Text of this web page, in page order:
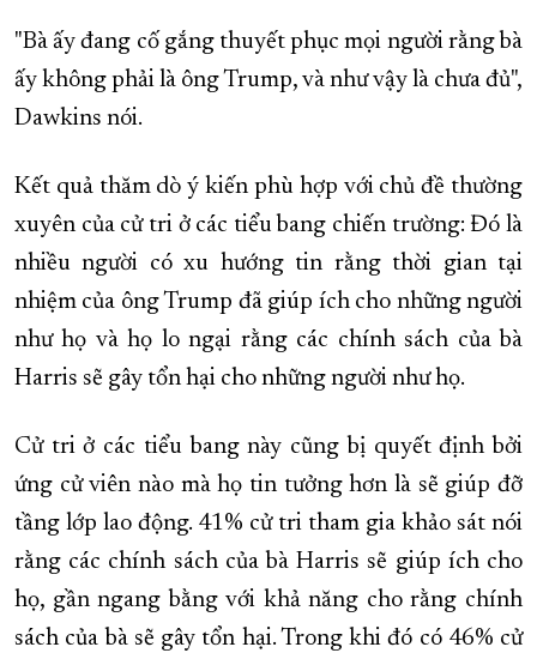
"Bà ấy đang cố gắng thuyết phục mọi người rằng bà
ấy không phải là ông Trump, và như vậy là chưa đủ",
Dawkins nói.
Kết quả thăm dò ý kiến ​​phù hợp với chủ đề thường
xuyên của cử tri ở các tiểu bang chiến trường: Đó là
nhiều người có xu hướng tin rằng thời gian tại
nhiệm của ông Trump đã giúp ích cho những người
như họ và họ lo ngại rằng các chính sách của bà
Harris sẽ gây tổn hại cho những người như họ.
Cử tri ở các tiểu bang này cũng bị quyết định bởi
ứng cử viên nào mà họ tin tưởng hơn là sẽ giúp đỡ
tầng lớp lao động. 41% cử tri tham gia khảo sát nói
rằng các chính sách của bà Harris sẽ giúp ích cho
họ, gần ngang bằng với khả năng cho rằng chính
sách của bà sẽ gây tổn hại. Trong khi đó có 46% cử